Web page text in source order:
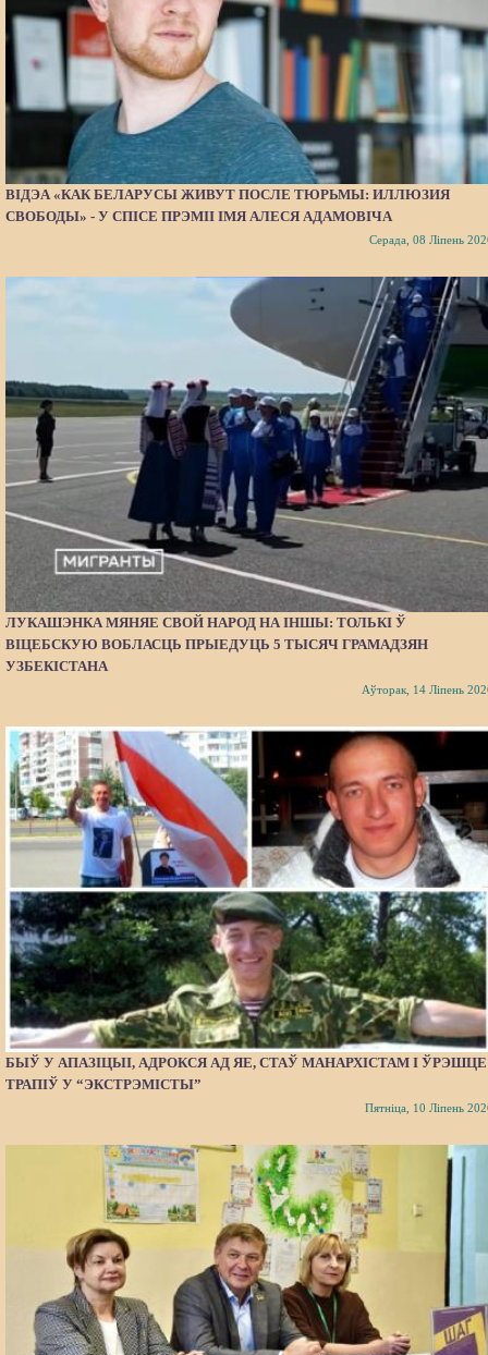
ВІДЭА «КАК БЕЛАРУСЫ ЖИВУТ ПОСЛЕ ТЮРЬМЫ: ИЛЛЮЗИЯ
СВОБОДЫ» - У СПІСЕ ПРЭМІІ ІМЯ АЛЕСЯ АДАМОВІЧА
Серада, 08 Ліпень
ЛУКАШЭНКА МЯНЯЕ СВОЙ НАРОД НА ІНШЫ: ТОЛЬКІ Ў
ВІЦЕБСКУЮ ВОБЛАСЦЬ ПРЫЕДУЦЬ 5 ТЫСЯЧ ГРАМАДЗЯН
УЗБЕКІСТАНА
Аўторак, 14 Ліпень
БЫЎ У АПАЗІЦЫІ, АДРОКСЯ АД ЯЕ, СТАЎ МАНАРХІСТАМ І ЎРЭШЦЕ
ТРАПІЎ У “ЭКСТРЭМІСТЫ”
Пятніца, 10 Ліпень